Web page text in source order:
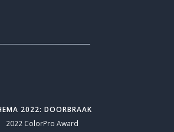
2022: DOORBRAAK
2022 ColorPro Award